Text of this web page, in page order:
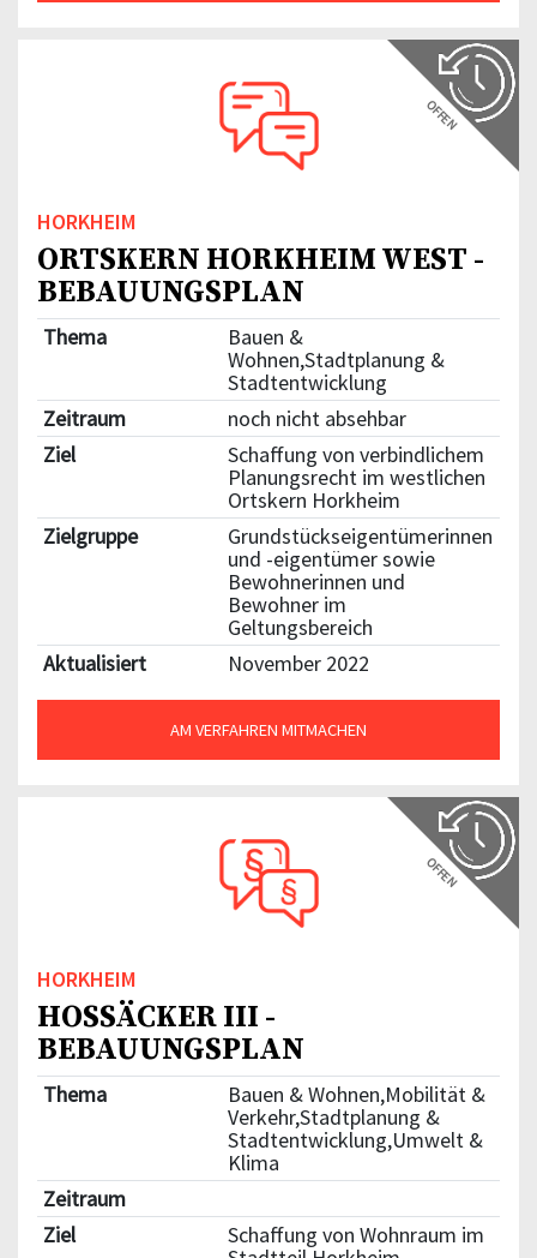
HORKHEIM
ORTSKERN HORKHEIM WEST -
BEBAUUNGSPLAN
Thema
Bauen &
Wohnen,Stadtplanung &
Stadtentwicklung
Zeitraum
noch nicht absehbar
Ziel
Schaffung von verbindlichem
Planungsrecht im westlichen
Ortskern Horkheim
Zielgruppe
Grundstückseigentümerinnen
und -eigentümer sowie
Bewohnerinnen und
Bewohner im
Geltungsbereich
Aktualisiert
November 2022
AM VERFAHREN MITMACHEN
OFFEN
HORKHEIM
HOSSÄCKER III -
BEBAUUNGSPLAN
Thema
Bauen & Wohnen,Mobilität &
Verkehr,Stadtplanung &
Stadtentwicklung,Umwelt &
Klima
Zeitraum
Ziel
Schaffung von Wohnraum im
OFFEN